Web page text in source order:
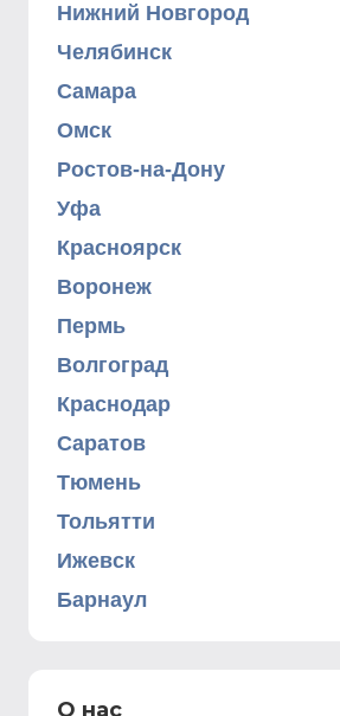
Нижний Новгород
Челябинск
Самара
Омск
Ростов-на-Дону
Уфа
Красноярск
Воронеж
Пермь
Волгоград
Краснодар
Саратов
Тюмень
Тольятти
Ижевск
Барнаул
О нас